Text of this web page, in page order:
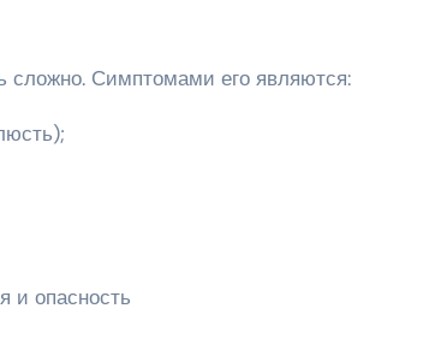
сложно. Симптомами его являются: